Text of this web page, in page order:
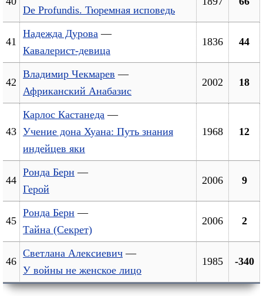
De Profundis. Тюремная исповедь
41
Надежда Дурова —
Кавалерист-девица
1836 44
42
Владимир Чекмарев —
Африканский Анабазис
2002 18
43
Карлос Кастанеда —
Учение дона Хуана: Путь знания
индейцев яки
1968 12
44
Ронда Берн —
Герой
2006 9
45
Ронда Берн —
Тайна (Секрет)
2006 2
46
Светлана Алексиевич —
У войны не женское лицо
1985 -340